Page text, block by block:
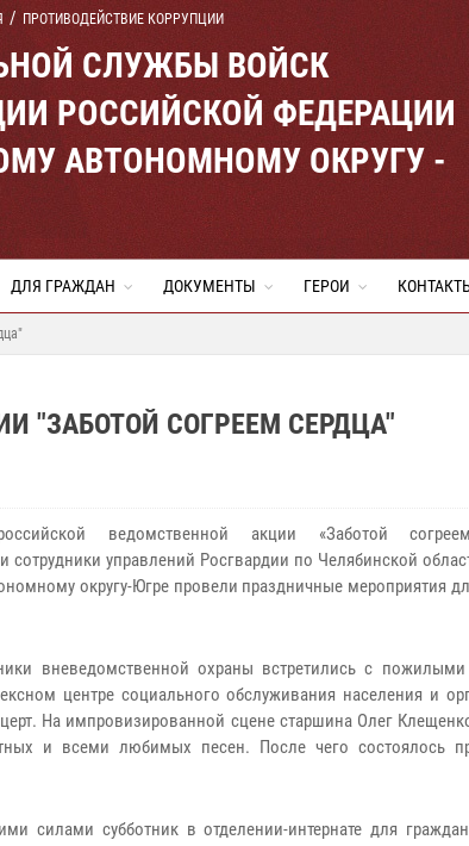
ПРОТИВОДЕЙСТВИЕ КОРРУПЦИИ
СЛУЖБЫ ВОЙСК
РОССИЙСКОЙ ФЕДЕРАЦИИ
АВТОНОМНОМУ ОКРУГУ -
ДЛЯ ГРАЖДАН ДОКУМЕНТЫ ГЕРОИ
"ЗАБОТОЙ СОГРЕЕМ СЕРДЦА"
ведомственной акции «Заботой
сотрудники управлений Росгвардии по Челябинской
округу-Югре провели праздничные мероприятия
вневедомственной охраны встретились с
центре социального обслуживания населения и
На импровизированной сцене старшина Олег
и всеми любимых песен. После чего состоялось
силами субботник в отделении-интернате для